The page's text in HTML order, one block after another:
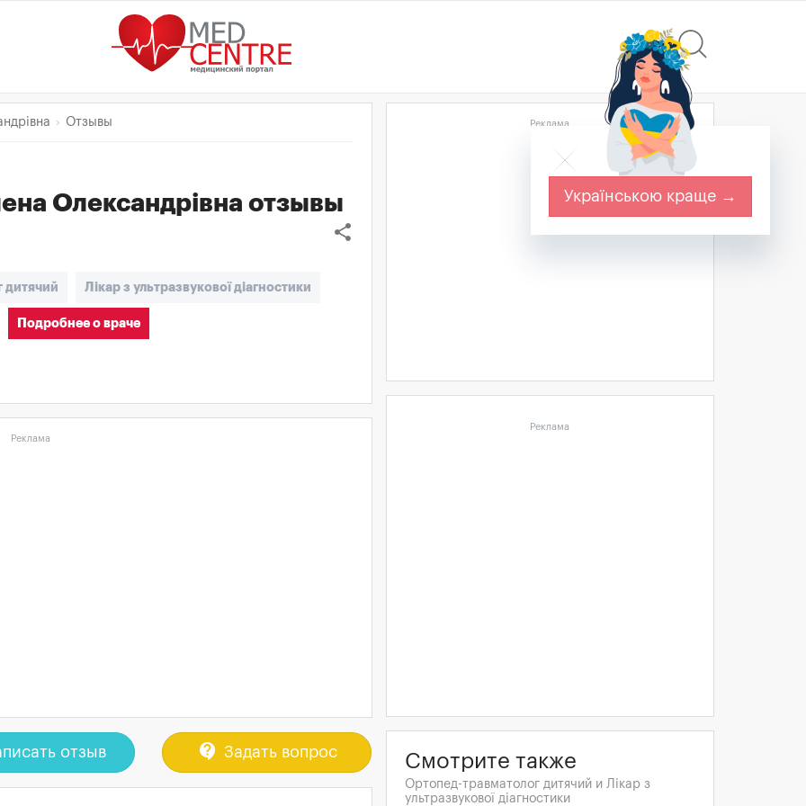
Отзывы
Олександрівна отзывы
share
дитячий Лікар з ультразвукової діагностики
Подробнее о враче
Реклама
отзыв contact_support Задать вопрос
Реклама
Реклама
Смотрите также
Ортопед-травматолог дитячий и Лікар з
ультразвукової діагностики
Українською краще →